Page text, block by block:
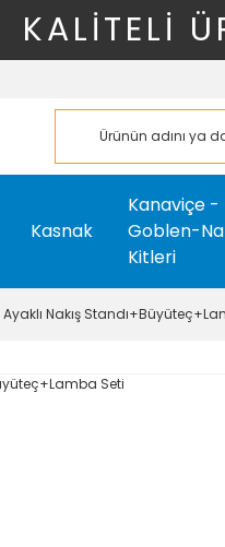
KALİTELİ
Kasnak
Kanaviçe -
Goblen-
Kitleri
Ayaklı Nakış